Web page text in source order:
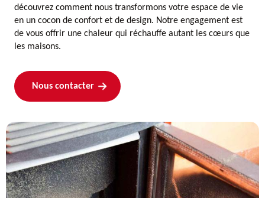
découvrez comment nous transformons votre espace de vie
en un cocon de confort et de design. Notre engagement est
de vous offrir une chaleur qui réchauffe autant les cœurs que
les maisons.
Nous contacter